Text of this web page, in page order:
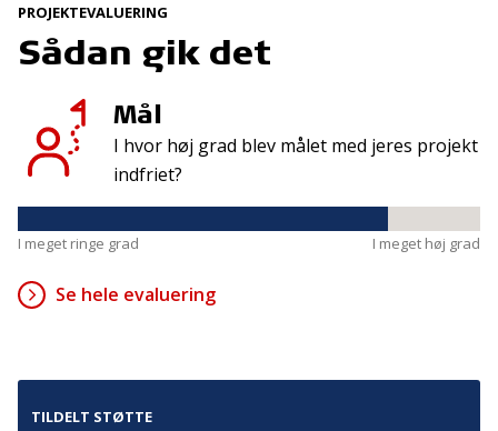
PROJEKTEVALUERING
Sådan gik det
Mål
I hvor høj grad blev målet med jeres projekt
indfriet?
I meget ringe grad I meget høj grad
Se hele evaluering
TILDELT STØTTE
45 26 08 00
info@trygfonden.dk
info@tryghedsgruppen.dk
Vis vej hertil